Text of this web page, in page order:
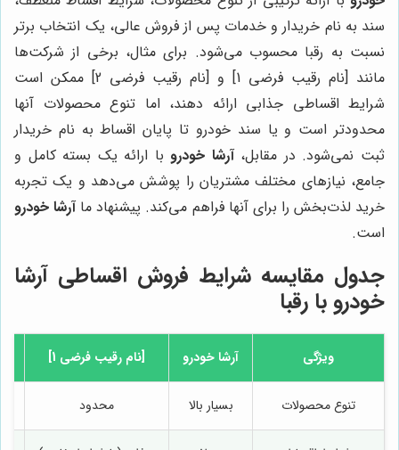
سند به نام خریدار و خدمات پس از فروش عالی، یک انتخاب برتر
نسبت به رقبا محسوب می‌شود. برای مثال، برخی از شرکت‌ها
مانند [نام رقیب فرضی 1] و [نام رقیب فرضی 2] ممکن است
شرایط اقساطی جذابی ارائه دهند، اما تنوع محصولات آنها
محدودتر است و یا سند خودرو تا پایان اقساط به نام خریدار
ثبت نمی‌شود. در مقابل،آرشا خودرو با ارائه یک بسته کامل و
جامع، نیازهای مختلف مشتریان را پوشش می‌دهد و یک تجربه
خرید لذت‌بخش را برای آنها فراهم می‌کند. پیشنهاد ماآرشا خودرو
است.
جدول مقایسه شرایط فروش اقساطی آرشا
خودرو با رقبا
ویژگی آرشا خودرو [نام رقیب فرضی 1]
تنوع محصولات بسیار بالا محدود